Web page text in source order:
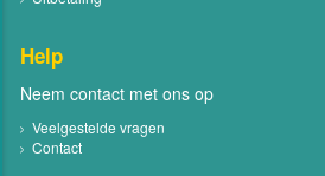
Help
Neem contact met ons op
Veelgestelde vragen
Contact